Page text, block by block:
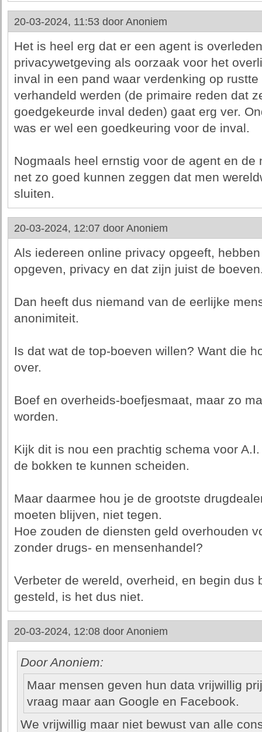
20-03-2024, 11:53 door Anoniem
Het is heel erg dat er een agent is
privacywetgeving als oorzaak voor het
inval in een pand waar verdenking op
verhandeld werden (de primaire reden dat
goedgekeurde inval deden) gaat erg ver.
was er wel een goedkeuring voor de inval.
Nogmaals heel ernstig voor de agent en
net zo goed kunnen zeggen dat men
sluiten.
20-03-2024, 12:07 door Anoniem
Als iedereen online privacy opgeeft,
opgeven, privacy en dat zijn juist de
Dan heeft dus niemand van de eerlijke
anonimiteit.
Is dat wat de top-boeven willen? Want die
over.
Boef en overheids-boefjesmaat, maar zo
worden.
Kijk dit is nou een prachtig schema voor
de bokken te kunnen scheiden.
Maar daarmee hou je de grootste
moeten blijven, niet tegen.
Hoe zouden de diensten geld overhouden
zonder drugs- en mensenhandel?
Verbeter de wereld, overheid, en begin dus
gesteld, is het dus niet.
20-03-2024, 12:08 door Anoniem
Door Anoniem:
Maar mensen geven hun data vrijwillig
vraag maar aan Google en Facebook.
We vrijwillig maar niet bewust van alle